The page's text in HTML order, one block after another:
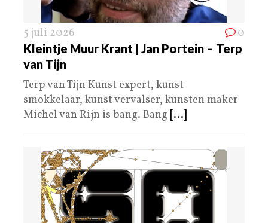
5 juli 2026 0
Kleintje Muur Krant | Jan Portein – Terp
van Tijn
Terp van Tijn Kunst expert, kunst
smokkelaar, kunst vervalser, kunsten maker
Michel van Rijn is bang. Bang [...]